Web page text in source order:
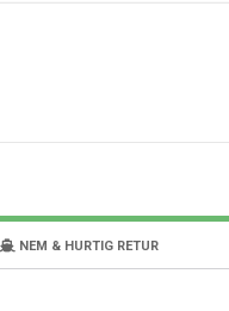
NEM & HURTIG RETUR